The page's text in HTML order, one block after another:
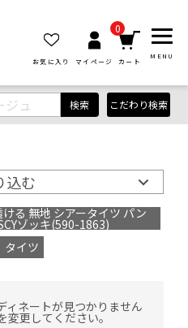
お気に入り マイページ
0
カート
MENU
検索 こだわり検索
込む
る 無地 シアータイツ パン
ゾッキ(590-1863)
タイツ
ィネートが見つかりません
変更してください。